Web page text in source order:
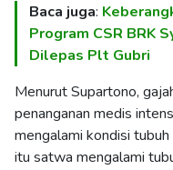
Baca juga:
Program CSR BRK
Dilepas Plt Gubri
Menurut Supartono,
penanganan medis
mengalami kondisi
itu satwa mengalami